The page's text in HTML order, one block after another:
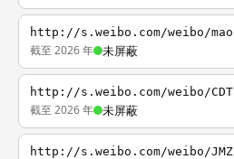
http://s.weibo.com/weibo/mao
截至 2026 年 未屏蔽
http://s.weibo.com/weibo/CDT
截至 2026 年 未屏蔽
http://s.weibo.com/weibo/JMZ